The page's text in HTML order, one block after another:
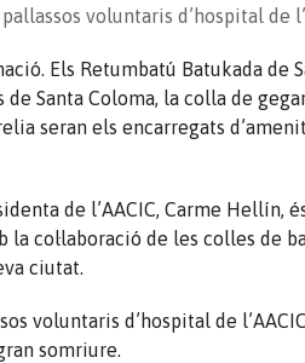
voluntaris d’hospital de
Els Retumbatú Batukada de
Santa Coloma, la colla de
seran els encarregats
de l’AACIC, Carme Hellín,
col·laboració de les colles de
ciutat.
voluntaris d’hospital de
somriure.